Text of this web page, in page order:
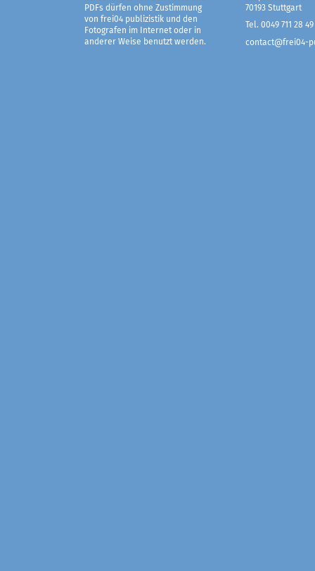
PDFs dürfen ohne Zustimmung
von frei04 publizistik und den
Fotografen im Internet oder in
anderer Weise benutzt werden.
70193 Stuttgart
Tel. 0049 711 28 49
contact@frei04-